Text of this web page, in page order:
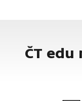
výrobky a
s místními
ČT edu